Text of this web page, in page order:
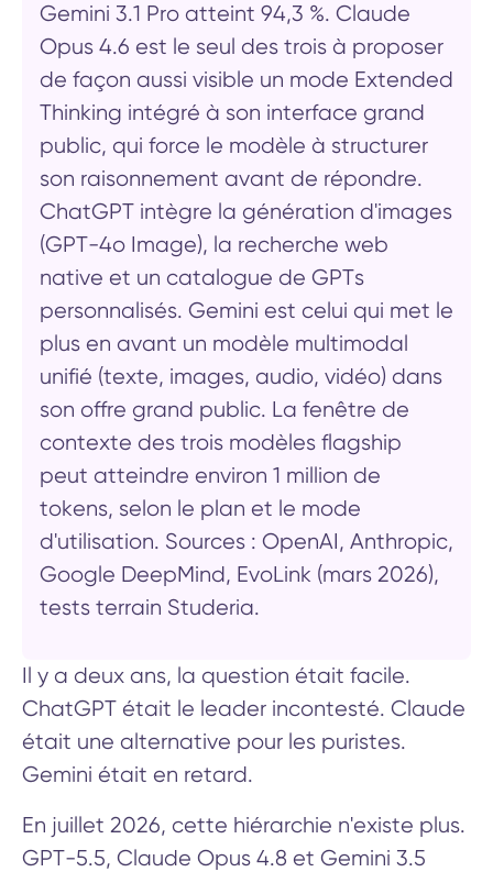
Gemini 3.1 Pro atteint 94,3 %. Claude
Opus 4.6 est le seul des trois à proposer
de façon aussi visible un mode Extended
Thinking intégré à son interface grand
public, qui force le modèle à structurer
son raisonnement avant de répondre.
ChatGPT intègre la génération d'images
(GPT-4o Image), la recherche web
native et un catalogue de GPTs
personnalisés. Gemini est celui qui met le
plus en avant un modèle multimodal
unifié (texte, images, audio, vidéo) dans
son offre grand public. La fenêtre de
contexte des trois modèles flagship
peut atteindre environ 1 million de
tokens, selon le plan et le mode
d'utilisation. Sources : OpenAI, Anthropic,
Google DeepMind, EvoLink (mars 2026),
tests terrain Studeria.
Il y a deux ans, la question était facile.
ChatGPT était le leader incontesté. Claude
était une alternative pour les puristes.
Gemini était en retard.
En juillet 2026, cette hiérarchie n'existe plus.
GPT-5.5, Claude Opus 4.8 et Gemini 3.5